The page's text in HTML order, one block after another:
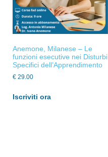
Anemone, Milanese – Le
funzioni esecutive nei Disturbi
Specifici dell’Apprendimento
€ 29.00
Iscriviti ora